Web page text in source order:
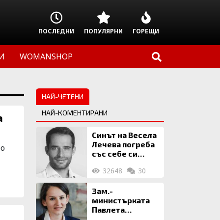
ПОСЛЕДНИ ПОПУЛЯРНИ ГОРЕЩИ
WOMANSHOP
НАЙ-ЧЕТЕНИ
НАЙ-КОМЕНТИРАНИ
Синът на Весела
Лечева погреба
със себе си
млн. евро
32648 30
Зам.-
министърката
Павлета